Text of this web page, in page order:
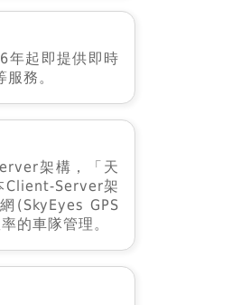
年起即提供即時
務。
架構，「天
Client-Server架
(SkyEyes GPS
的車隊管理。